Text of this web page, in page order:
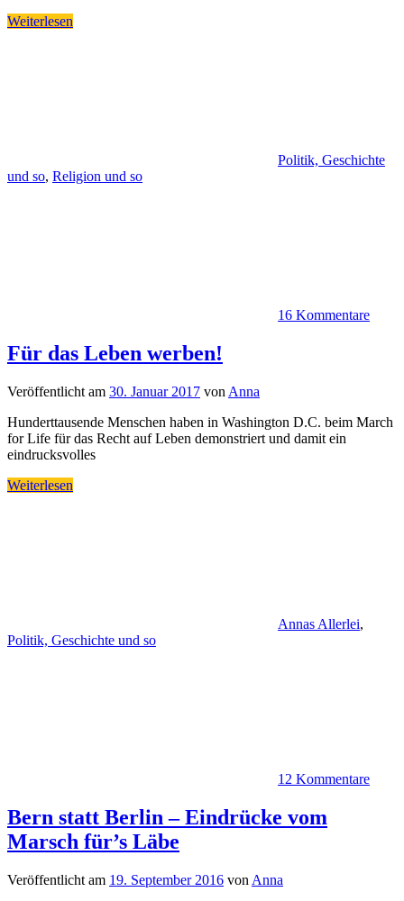
Weiterlesen
Politik, Geschichte
und so, Religion und so
16 Kommentare
Für das Leben werben!
Veröffentlicht am 30. Januar 2017 von Anna
Hunderttausende Menschen haben in Washington D.C. beim March
for Life für das Recht auf Leben demonstriert und damit ein
eindrucksvolles
Weiterlesen
Annas Allerlei,
Politik, Geschichte und so
12 Kommentare
Bern statt Berlin – Eindrücke vom
Marsch für’s Läbe
Veröffentlicht am 19. September 2016 von Anna